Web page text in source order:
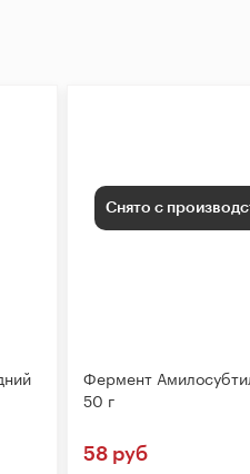
Снято с
Фермент
50 г
58 руб